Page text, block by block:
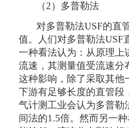
（2）多普勒法
对多普勒法USF的直
值。人们对多普勒法USF
一种看法认为：从原理上
流速，其测量值受流速分
这种影响，除了采取其他
下游有足够长度的直管段
气计测工业会认为多普勒
间法的1.5倍。然而另一